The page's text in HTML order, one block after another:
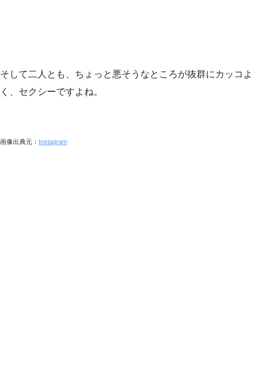
そして二人とも、ちょっと悪そうなところが抜群にカッコよ
く、セクシーですよね。
画像出典元： Instagram